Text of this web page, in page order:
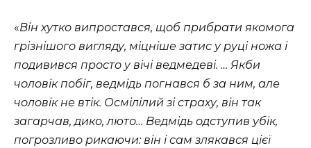
«Він хутко випростався, щоб прибрати якомога
грізнішого вигляду, міцніше затис у руці ножа і
подивився просто у вічі ведмедеві. … Якби
чоловік побіг, ведмідь погнався б за ним, але
чоловік не втік. Осмілілий зі страху, він так
загарчав, дико, люто… Ведмідь одступив убік,
погрозливо рикаючи: він і сам злякався цієї